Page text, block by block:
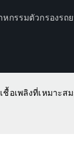
กรรมตัวกรองรถ
ชื้อเพลิงที่เหมาะ